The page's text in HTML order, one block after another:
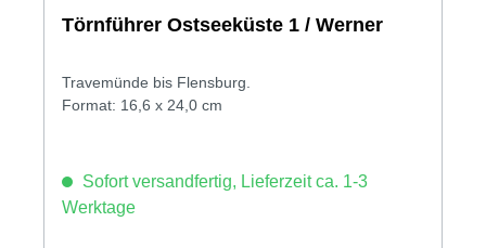
Törnführer Ostseeküste 1 / Werner
Travemünde bis Flensburg.
Format: 16,6 x 24,0 cm
Sofort versandfertig, Lieferzeit ca. 1-3
Werktage